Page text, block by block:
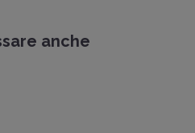
anche